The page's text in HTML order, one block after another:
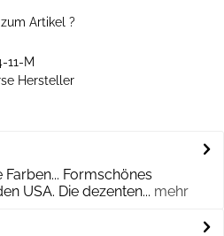
Artikel ?
11-M
Hersteller
Formschönes
USA. Die dezenten... mehr